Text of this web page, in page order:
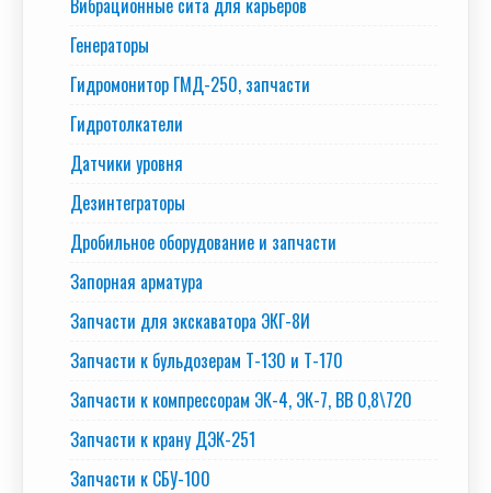
Генераторы
Гидромонитор ГМД-250, запчасти
Гидротолкатели
Датчики уровня
Дезинтеграторы
Дробильное оборудование и запчасти
Запорная арматура
Запчасти для экскаватора ЭКГ-8И
Запчасти к бульдозерам Т-130 и Т-170
Запчасти к компрессорам ЭК-4, ЭК-7, ВВ 0,8\720
Запчасти к крану ДЭК-251
Запчасти к СБУ-100